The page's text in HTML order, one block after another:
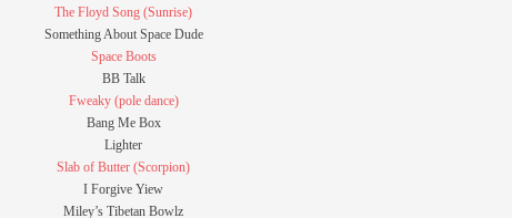
The Floyd Song (Sunrise)
Something About Space Dude
Space Boots
BB Talk
Fweaky (pole dance)
Bang Me Box
Lighter
Slab of Butter (Scorpion)
I Forgive Yiew
Miley’s Tibetan Bowlz